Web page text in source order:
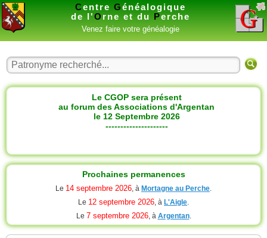
Centre Généalogique
de l'O rne et du Perche
Venez faire votre généalogie
Le CGOP sera présent
au forum des Associations d'Argentan
le 12 Septembre 2026
---------------------
Prochaines permanences
Le 14 septembre 2026, à Mortagne au Perche.
Le 12 septembre 2026, à L'Aigle.
Le 7 septembre 2026, à Argentan.